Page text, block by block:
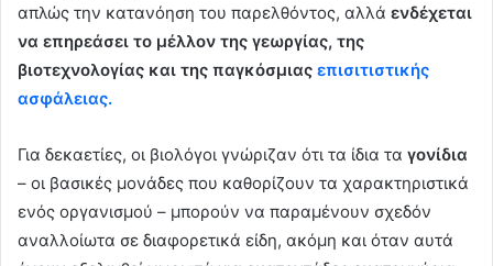
απλώς την κατανόηση του παρελθόντος, αλλά ενδέχεται
να επηρεάσει το μέλλον της γεωργίας, της
βιοτεχνολογίας και της παγκόσμιας επισιτιστικής
ασφάλειας.
Για δεκαετίες, οι βιολόγοι γνώριζαν ότι τα ίδια τα γονίδια
– οι βασικές μονάδες που καθορίζουν τα χαρακτηριστικά
ενός οργανισμού – μπορούν να παραμένουν σχεδόν
αναλλοίωτα σε διαφορετικά είδη, ακόμη και όταν αυτά